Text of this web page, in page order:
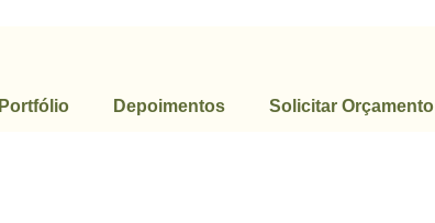
Portfólio Depoimentos Solicitar Orçamento